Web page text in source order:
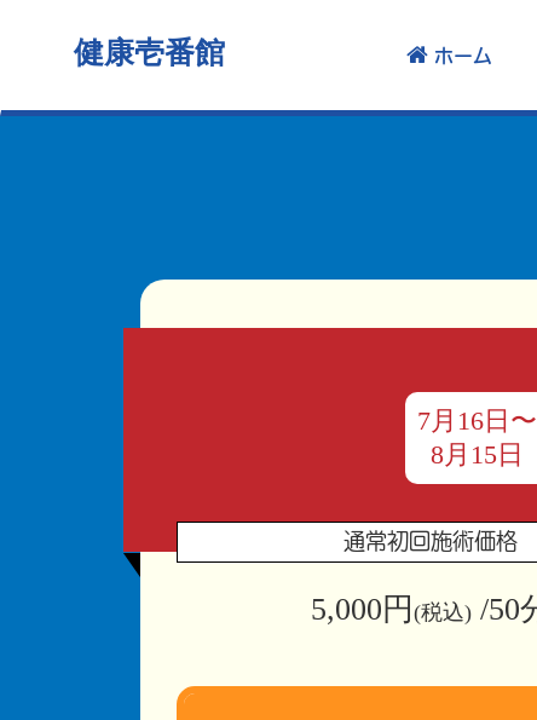
健康壱番館 ホーム
7月16日〜
8月15日
通常初回施術価格
5,000円 (税込)/50